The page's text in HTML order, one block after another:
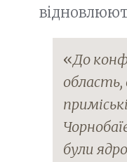
«До
область,
були